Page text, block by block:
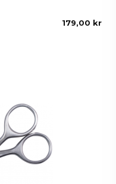
179,00 kr